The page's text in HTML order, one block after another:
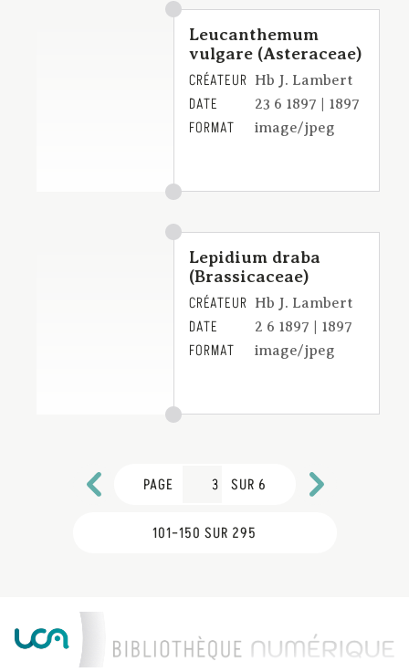
Leucanthemum
vulgare (Asteraceae)
CRÉATEUR Hb J. Lambert
DATE 23 6 1897 | 1897
FORMAT image/jpeg
Lepidium draba
(Brassicaceae)
CRÉATEUR Hb J. Lambert
DATE 2 6 1897 | 1897
FORMAT image/jpeg
PAGE SUR 6
101–150 SUR 295